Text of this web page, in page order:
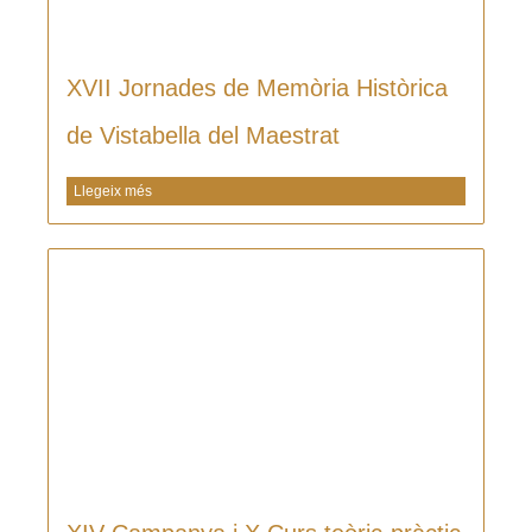
XVII Jornades de Memòria Històrica
de Vistabella del Maestrat
Llegeix més